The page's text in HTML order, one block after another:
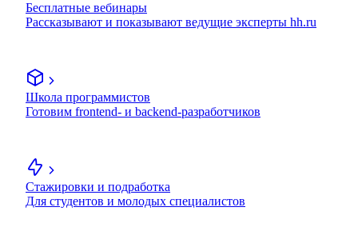
Бесплатные вебинары
Рассказывают и показывают ведущие эксперты hh.ru
Школа программистов
Готовим frontend- и backend-разработчиков
Стажировки и подработка
Для студентов и молодых специалистов